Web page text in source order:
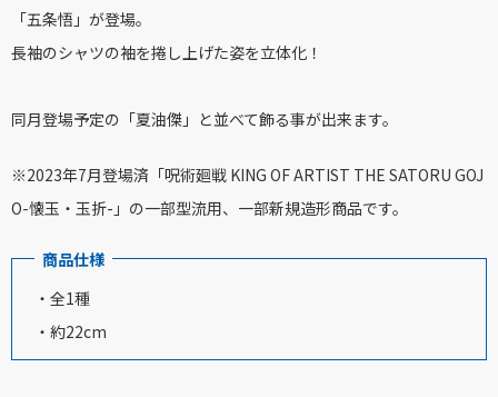
「五条悟」が登場。
長袖のシャツの袖を捲し上げた姿を立体化！
同月登場予定の「夏油傑」と並べて飾る事が出来ます。
※2023年7月登場済「呪術廻戦 KING OF ARTIST THE SATORU GOJ
O-懐玉・玉折-」の一部型流用、一部新規造形商品です。
商品仕様
・全1種
・約22cm